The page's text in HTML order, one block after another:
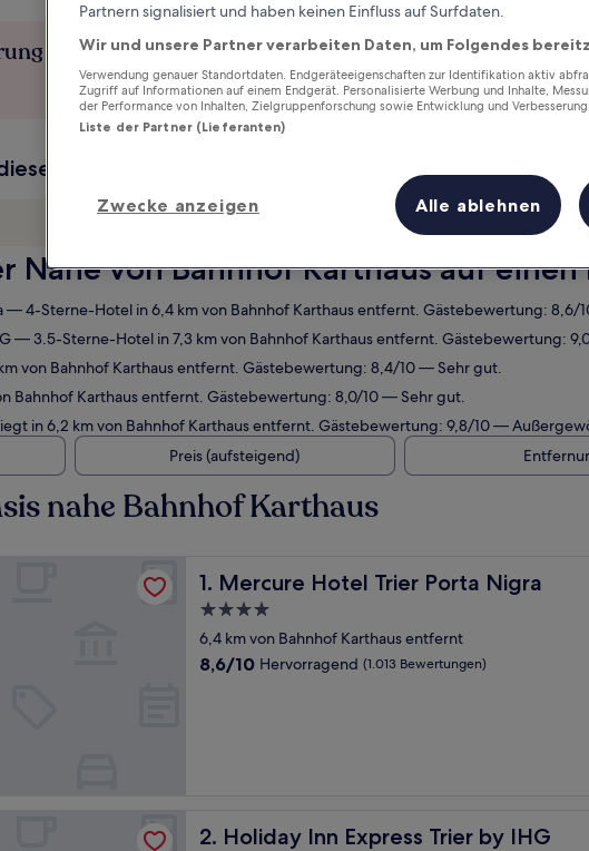
bei
Verdiene Prämien für jede
wahrgenommene Übernachtung
Daten
Morgen
Nächstes
14. Aug. -
Nähe von Bahnhof Karthaus auf einen
— 4-Sterne-Hotel in 6,4 km von Bahnhof Karthaus entfernt. Gästebewertung: 8,6/
— 3.5-Sterne-Hotel in 7,3 km von Bahnhof Karthaus entfernt. Gästebewertung:
von Bahnhof Karthaus entfernt. Gästebewertung: 8,4/10 — Sehr gut.
Bahnhof Karthaus entfernt. Gästebewertung: 8,0/10 — Sehr gut.
in 6,2 km von Bahnhof Karthaus entfernt. Gästebewertung: 9,8/10 —
Preis (aufsteigend)
nahe Bahnhof Karthaus
1. Mercure Hotel Trier Porta Nigra
Mercure Hotel Trier Porta Nigra
4.0-
Sterne-
Unterkunft
6,4 km von Bahnhof Karthaus entfernt
8.6
8,6/10 Hervorragend (1.013 Bewertungen)
2. Holiday Inn Express Trier by IHG
Holiday Inn Express Trier by IHG
Partnern signalisiert und haben keinen Einfluss auf Surfdaten.
Wir und unsere Partner verarbeiten Daten, um Folgendes
Verwendung genauer Standortdaten. Endgeräteeigenschaften zur Identifikation aktiv
Zugriff auf Informationen auf einem Endgerät. Personalisierte Werbung und Inhalte,
der Performance von Inhalten, Zielgruppenforschung sowie Entwicklung und
Liste der Partner (Lieferanten)
Zwecke anzeigen Alle ablehnen